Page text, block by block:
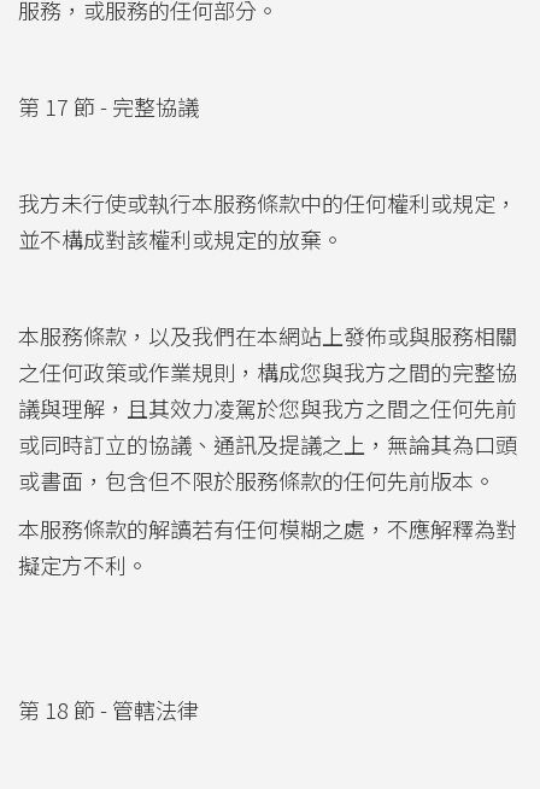
服務，或服務的任何部分。
第 17 節 - 完整協議
我方未行使或執行本服務條款中的任何權利或規定，
並不構成對該權利或規定的放棄。
本服務條款，以及我們在本網站上發佈或與服務相關
之任何政策或作業規則，構成您與我方之間的完整協
議與理解，且其效力凌駕於您與我方之間之任何先前
或同時訂立的協議、通訊及提議之上，無論其為口頭
或書面，包含但不限於服務條款的任何先前版本。
本服務條款的解讀若有任何模糊之處，不應解釋為對
擬定方不利。
第 18 節 - 管轄法律